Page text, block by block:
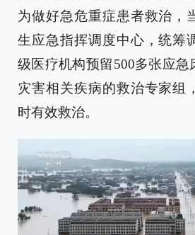
为做好急危重症患者救治，
生应急指挥调度中心，统筹
级医疗机构预留500多张应急
灾害相关疾病的救治专家组
时有效救治。